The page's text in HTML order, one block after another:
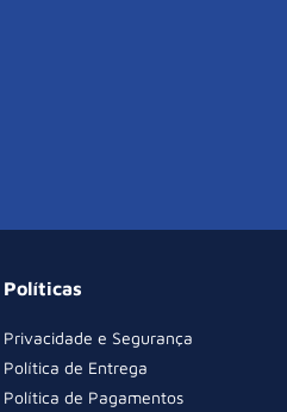
Políticas
Privacidade e Segurança
Política de Entrega
Política de Pagamentos